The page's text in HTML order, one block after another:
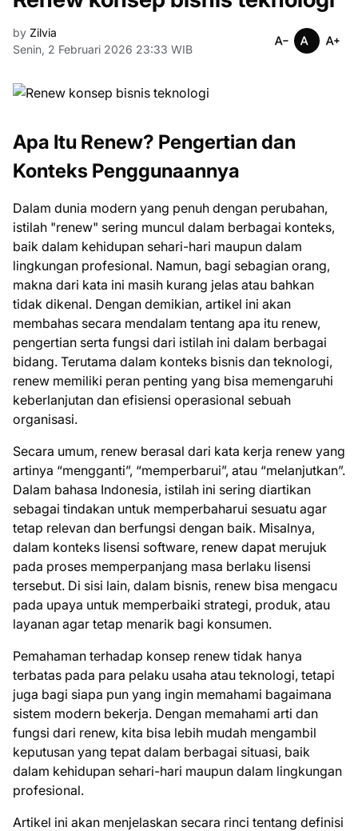
by Zilvia
Senin, 2 Februari 2026 23:33 WIB
Apa Itu Renew? Pengertian dan
Konteks Penggunaannya
Dalam dunia modern yang penuh dengan perubahan,
istilah "renew" sering muncul dalam berbagai konteks,
baik dalam kehidupan sehari-hari maupun dalam
lingkungan profesional. Namun, bagi sebagian orang,
makna dari kata ini masih kurang jelas atau bahkan
tidak dikenal. Dengan demikian, artikel ini akan
membahas secara mendalam tentang apa itu renew,
pengertian serta fungsi dari istilah ini dalam berbagai
bidang. Terutama dalam konteks bisnis dan teknologi,
renew memiliki peran penting yang bisa memengaruhi
keberlanjutan dan efisiensi operasional sebuah
organisasi.
Secara umum, renew berasal dari kata kerja renew yang
artinya “mengganti”, “memperbarui”, atau “melanjutkan”.
Dalam bahasa Indonesia, istilah ini sering diartikan
sebagai tindakan untuk memperbaharui sesuatu agar
tetap relevan dan berfungsi dengan baik. Misalnya,
dalam konteks lisensi software, renew dapat merujuk
pada proses memperpanjang masa berlaku lisensi
tersebut. Di sisi lain, dalam bisnis, renew bisa mengacu
pada upaya untuk memperbaiki strategi, produk, atau
layanan agar tetap menarik bagi konsumen.
Pemahaman terhadap konsep renew tidak hanya
terbatas pada para pelaku usaha atau teknologi, tetapi
juga bagi siapa pun yang ingin memahami bagaimana
sistem modern bekerja. Dengan memahami arti dan
fungsi dari renew, kita bisa lebih mudah mengambil
keputusan yang tepat dalam berbagai situasi, baik
dalam kehidupan sehari-hari maupun dalam lingkungan
profesional.
Artikel ini akan menjelaskan secara rinci tentang definisi